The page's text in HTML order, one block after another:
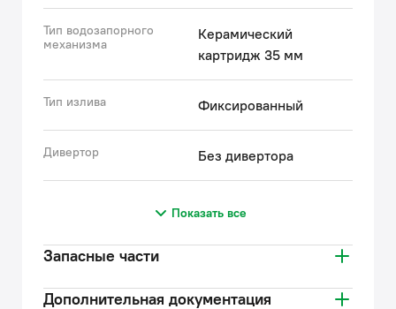
Тип водозапорного
механизма
Керамический
картридж 35 мм
Тип излива Фиксированный
Дивертор Без дивертора
Показать все
Запасные части
Дополнительная документация